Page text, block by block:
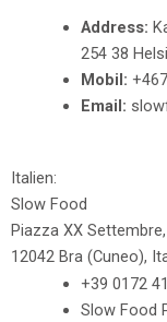
Address:
254 38
Mobil:
Email:
Italien:
Slow Food
Piazza XX
12042 Bra (Cuneo),
+39 0172
Slow Food